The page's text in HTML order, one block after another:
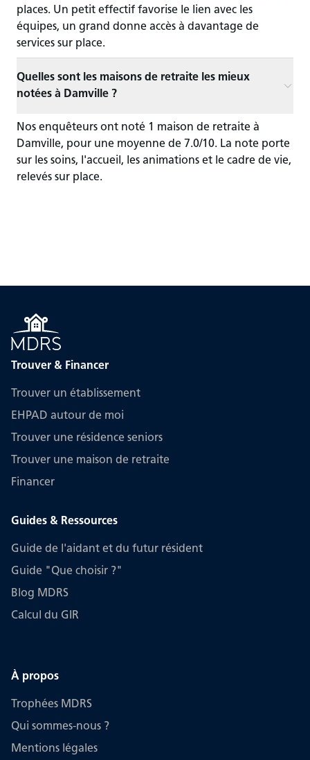
places. Un petit effectif favorise le lien avec les
équipes, un grand donne accès à davantage de
services sur place.
Quelles sont les maisons de retraite les mieux
notées à Damville ?
Nos enquêteurs ont noté 1 maison de retraite à
Damville, pour une moyenne de 7.0/10. La note porte
sur les soins, l'accueil, les animations et le cadre de vie,
relevés sur place.
Trouver & Financer
Trouver un établissement
EHPAD autour de moi
Trouver une résidence seniors
Trouver une maison de retraite
Financer
Guides & Ressources
Guide de l'aidant et du futur résident
Guide "Que choisir ?"
Blog MDRS
Calcul du GIR
À propos
Trophées MDRS
Qui sommes-nous ?
Mentions légales